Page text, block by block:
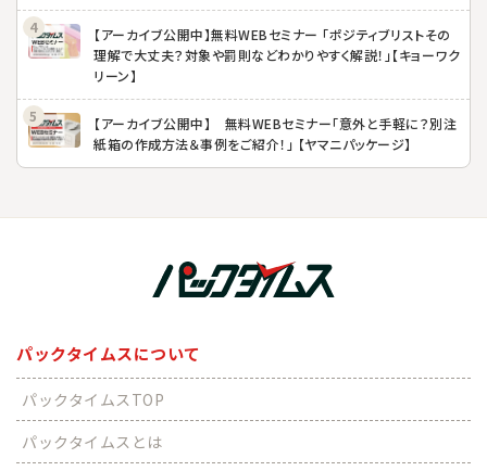
【アーカイブ公開中】無料WEBセミナー 「ポジティブリストその
理解で大丈夫？対象や罰則などわかりやすく解説！」【キョーワク
リーン】
【アーカイブ公開中】 無料WEBセミナー「意外と手軽に？別注
紙箱の作成方法＆事例をご紹介！」 【ヤマニパッケージ】
パックタイムスについて
パックタイムスTOP
パックタイムスとは